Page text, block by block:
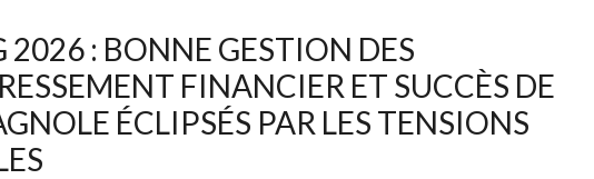
2026 : BONNE GESTION DES
FINANCIER ET SUCCÈS DE
ÉCLIPSÉS PAR LES TENSIONS